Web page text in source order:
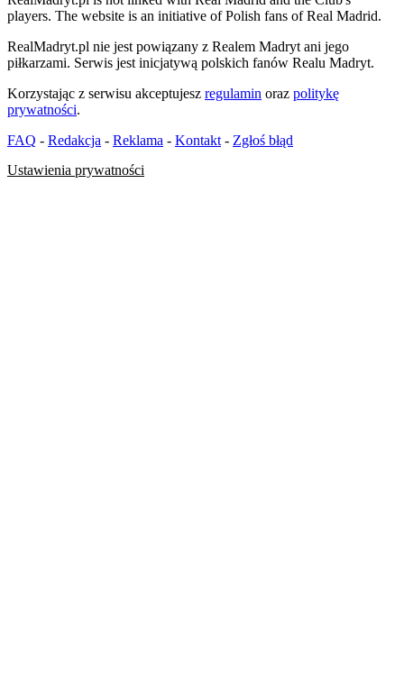
players. The website is an initiative of Polish fans of Real Madrid.
RealMadryt.pl nie jest powiązany z Realem Madryt ani jego
piłkarzami. Serwis jest inicjatywą polskich fanów Realu Madryt.
Korzystając z serwisu akceptujesz regulamin oraz politykę
prywatności.
FAQ - Redakcja - Reklama - Kontakt - Zgłoś błąd
Ustawienia prywatności